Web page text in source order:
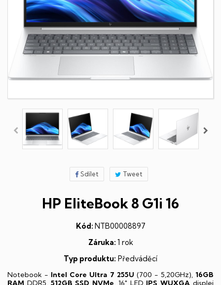
Sdílet Tweet
HP EliteBook 8 G1i 16
Kód: NTB00008897
Záruka: 1 rok
Typ produktu: Předváděcí
Notebook - Intel Core Ultra 7 255U (700 - 5,20GHz),16GB
RAM DDR5, 512GB SSD NVMe, 16" LED IPS WUXGA displej